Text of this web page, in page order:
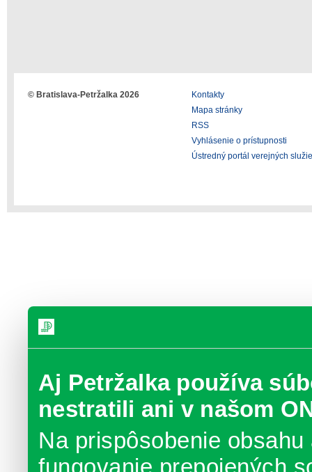
Aj Petržalka používa
nestratili ani v našom
Na prispôsobenie
© Bratislava-Petržalka 2026
Kontakty
Mapa stránky
RSS
Vyhlásenie o prístupnosti
Ústredný portál verejných